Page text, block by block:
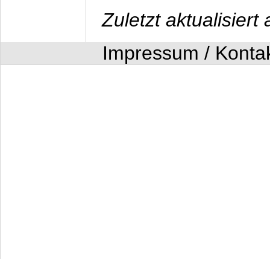
Zuletzt aktualisiert
Impressum /